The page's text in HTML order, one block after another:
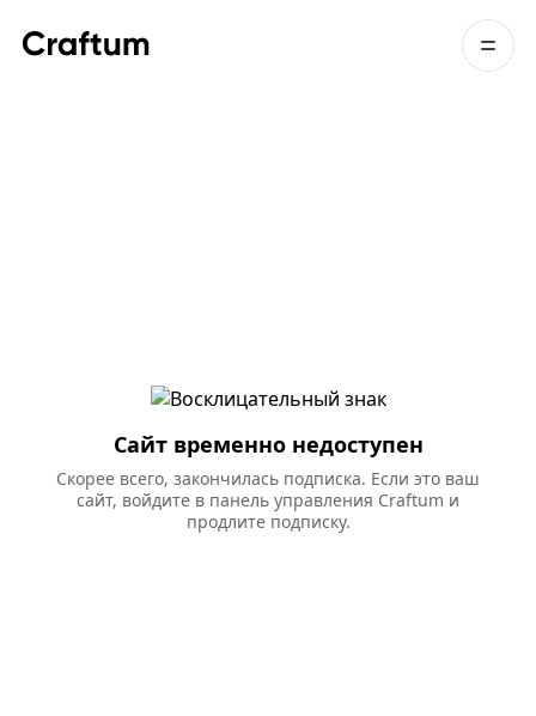
Сайт временно недоступен
Скорее всего, закончилась подписка. Если это ваш
сайт, войдите в панель управления Craftum и
продлите подписку.